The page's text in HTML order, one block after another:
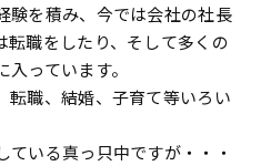
験を積み、今では会社の社長
転職をしたり、そして多くの
っています。
転職、結婚、子育て等いろい
ている真っ只中ですが・・・